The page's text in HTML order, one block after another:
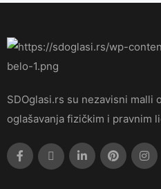
SDOglasi.rs su nezavisni malli
oglašavanja fizičkim i pravnim